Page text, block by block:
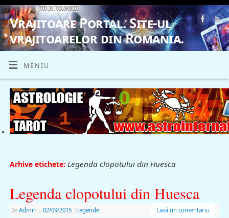
Vrajitoare Portal. Site-ul
vrajitoarelor din Romania.
VRAJITOARE, VRAJITOARELE, VRAJITOARE
MENIU
Arhive etichete: Legenda clopotului din Huesca
Legenda clopotului din Huesca
De Admin 02/09/2015 Legende Lasă un comentariu